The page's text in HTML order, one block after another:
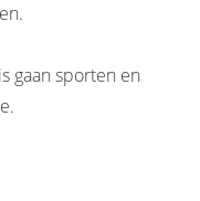
gaan sporten en